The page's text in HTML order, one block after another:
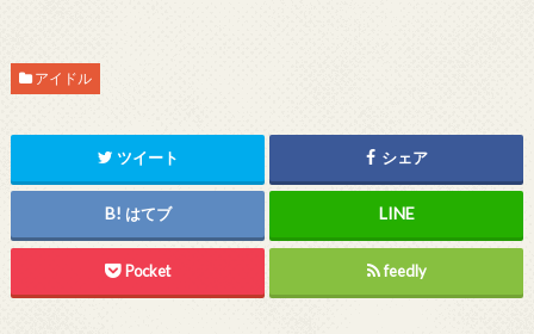
アイドル
ツイート シェア
はてブ
Pocket feedly